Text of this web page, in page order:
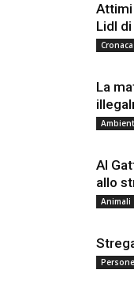
Attimi
Lidl
Cronaca
La
Al
allo
Animali
Persone